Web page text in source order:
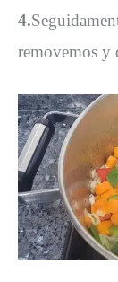
4.
removemos y